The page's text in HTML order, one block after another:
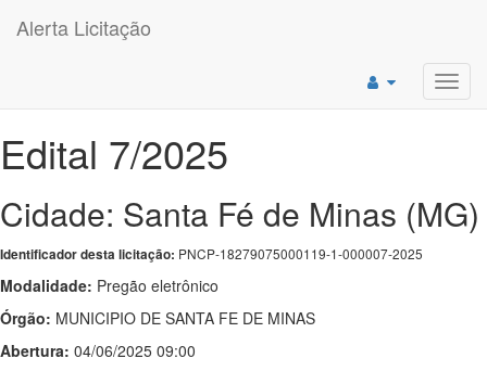
Alerta Licitação
Edital 7/2025
Cidade: Santa Fé de Minas (MG)
Identificador desta licitação: PNCP-18279075000119-1-000007-2025
Modalidade: Pregão eletrônico
Órgão: MUNICIPIO DE SANTA FE DE MINAS
Abertura: 04/06/2025 09:00